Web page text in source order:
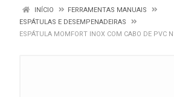
INÍCIO
FERRAMENTAS MANUAIS
ESPÁTULAS E DESEMPENADEIRAS
ESPÁTULA MOMFORT INOX COM CABO DE PVC